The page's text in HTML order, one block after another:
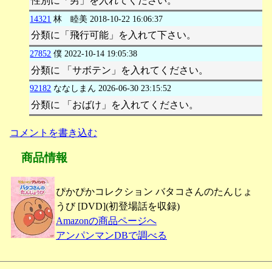
14321 林 睦美 2018-10-22 16:06:37
分類に「飛行可能」を入れて下さい。
27852 僕 2022-10-14 19:05:38
分類に 「サボテン」を入れてください。
92182 ななしまん 2026-06-30 23:15:52
分類に 「おばけ」を入れてください。
コメントを書き込む
商品情報
ぴかぴかコレクション バタコさんのたんじょ
うび [DVD](初登場話を収録)
Amazonの商品ページへ
アンパンマンDBで調べる